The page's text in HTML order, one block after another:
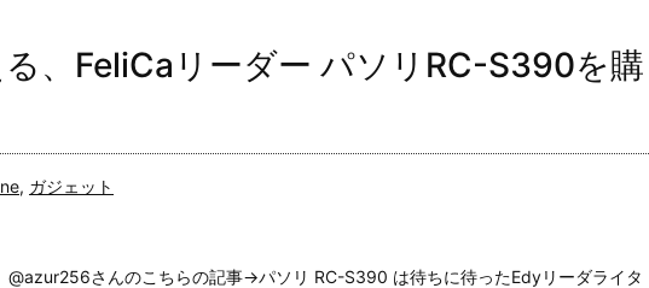
、FeliCaリーダー パソリRC-S390を購
, ガジェット
@azur256さんのこちらの記事→パソリ RC-S390 は待ちに待ったEdyリーダライタ